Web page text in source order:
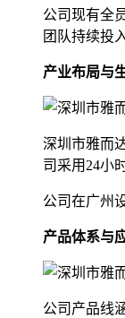
公司现有全
团队持续投
产业布局与
深圳市雅而
司采用24小
公司在广州
产品体系与
公司产品线